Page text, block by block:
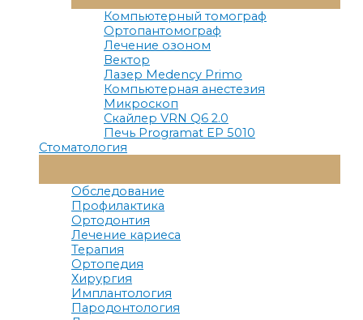
Меню
Компьютерный томограф
Ортопантомограф
Лечение озоном
Вектор
Лазер Medency Primo
Компьютерная анестезия
Микроскоп
Скайлер VRN Q6 2.0
Печь Programat EP 5010
Стоматология
Меню
Обследование
Профилактика
Ортодонтия
Лечение кариеса
Терапия
Ортопедия
Хирургия
Имплантология
Пародонтология